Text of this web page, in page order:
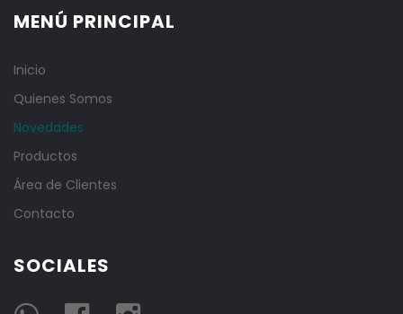
MENÚ PRINCIPAL
Inicio
Quienes Somos
Novedades
Productos
Área de Clientes
Contacto
SOCIALES